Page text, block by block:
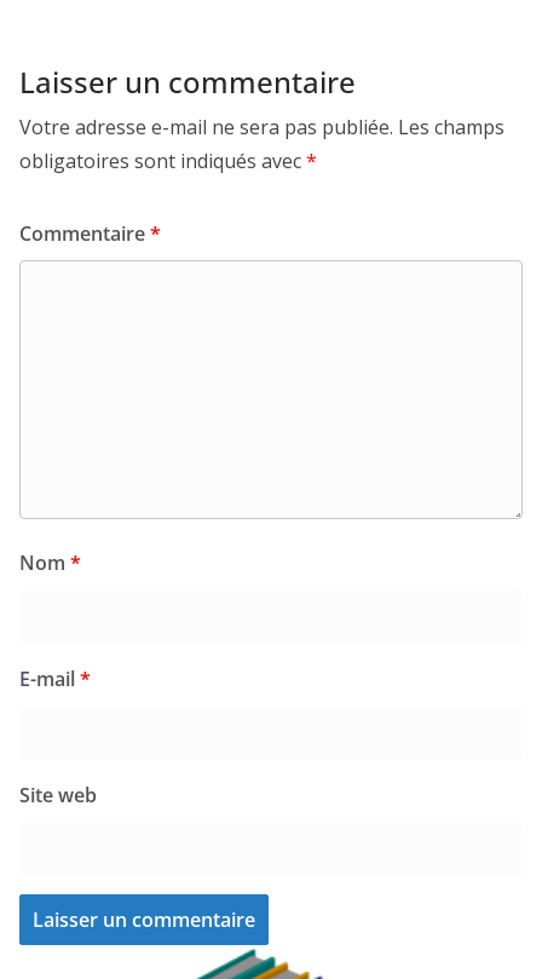
Laisser un commentaire
Votre adresse e-mail ne sera pas publiée. Les champs
obligatoires sont indiqués avec*
Commentaire*
Nom *
E-mail*
Site web